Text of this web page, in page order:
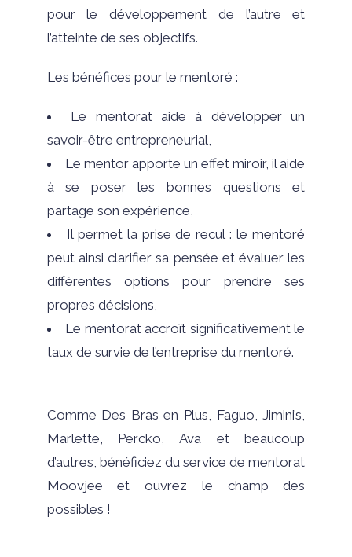
pour le développement de l’autre et
l’atteinte de ses objectifs.
Les bénéfices pour le mentoré :
Le mentorat aide à développer un
savoir-être entrepreneurial,
Le mentor apporte un effet miroir, il aide
à se poser les bonnes questions et
partage son expérience,
Il permet la prise de recul : le mentoré
peut ainsi clarifier sa pensée et évaluer les
différentes options pour prendre ses
propres décisions,
Le mentorat accroît significativement le
taux de survie de l’entreprise du mentoré.
Comme Des Bras en Plus, Faguo, Jimini’s,
Marlette, Percko, Ava et beaucoup
d’autres, bénéficiez du service de mentorat
Moovjee et ouvrez le champ des
possibles !